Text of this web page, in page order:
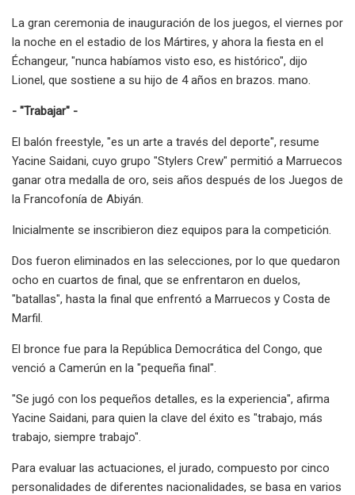
La gran ceremonia de inauguración de los juegos, el viernes por
la noche en el estadio de los Mártires, y ahora la fiesta en el
Échangeur, "nunca habíamos visto eso, es histórico", dijo
Lionel, que sostiene a su hijo de 4 años en brazos. mano.
- "Trabajar" -
El balón freestyle, "es un arte a través del deporte", resume
Yacine Saidani, cuyo grupo "Stylers Crew" permitió a Marruecos
ganar otra medalla de oro, seis años después de los Juegos de
la Francofonía de Abiyán.
Inicialmente se inscribieron diez equipos para la competición.
Dos fueron eliminados en las selecciones, por lo que quedaron
ocho en cuartos de final, que se enfrentaron en duelos,
"batallas", hasta la final que enfrentó a Marruecos y Costa de
Marfil.
El bronce fue para la República Democrática del Congo, que
venció a Camerún en la "pequeña final".
"Se jugó con los pequeños detalles, es la experiencia", afirma
Yacine Saidani, para quien la clave del éxito es "trabajo, más
trabajo, siempre trabajo".
Para evaluar las actuaciones, el jurado, compuesto por cinco
personalidades de diferentes nacionalidades, se basa en varios